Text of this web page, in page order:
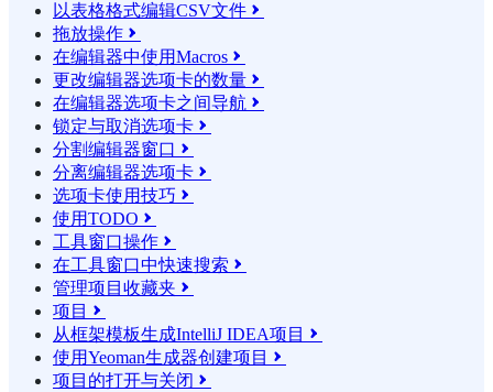
以表格格式编辑CSV文件 
拖放操作 
在编辑器中使用Macros 
更改编辑器选项卡的数量 
在编辑器选项卡之间导航 
锁定与取消选项卡 
分割编辑器窗口 
分离编辑器选项卡 
选项卡使用技巧 
使用TODO 
工具窗口操作 
在工具窗口中快速搜索 
管理项目收藏夹 
项目 
从框架模板生成IntelliJ IDEA项目 
使用Yeoman生成器创建项目 
项目的打开与关闭 